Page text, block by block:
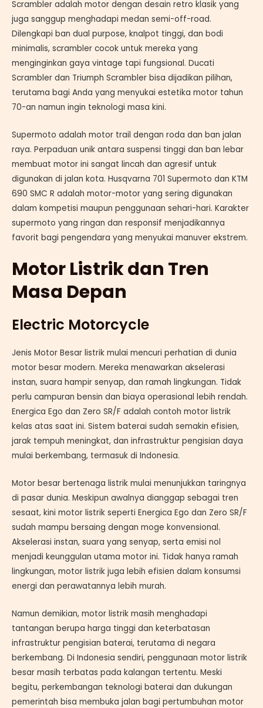
Scrambler adalah motor dengan desain retro klasik yang
juga sanggup menghadapi medan semi-off-road.
Dilengkapi ban dual purpose, knalpot tinggi, dan bodi
minimalis, scrambler cocok untuk mereka yang
menginginkan gaya vintage tapi fungsional. Ducati
Scrambler dan Triumph Scrambler bisa dijadikan pilihan,
terutama bagi Anda yang menyukai estetika motor tahun
70-an namun ingin teknologi masa kini.
Supermoto adalah motor trail dengan roda dan ban jalan
raya. Perpaduan unik antara suspensi tinggi dan ban lebar
membuat motor ini sangat lincah dan agresif untuk
digunakan di jalan kota. Husqvarna 701 Supermoto dan KTM
690 SMC R adalah motor-motor yang sering digunakan
dalam kompetisi maupun penggunaan sehari-hari. Karakter
supermoto yang ringan dan responsif menjadikannya
favorit bagi pengendara yang menyukai manuver ekstrem.
Motor Listrik dan Tren
Masa Depan
Electric Motorcycle
Jenis Motor Besar listrik mulai mencuri perhatian di dunia
motor besar modern. Mereka menawarkan akselerasi
instan, suara hampir senyap, dan ramah lingkungan. Tidak
perlu campuran bensin dan biaya operasional lebih rendah.
Energica Ego dan Zero SR/F adalah contoh motor listrik
kelas atas saat ini. Sistem baterai sudah semakin efisien,
jarak tempuh meningkat, dan infrastruktur pengisian daya
mulai berkembang, termasuk di Indonesia.
Motor besar bertenaga listrik mulai menunjukkan taringnya
di pasar dunia. Meskipun awalnya dianggap sebagai tren
sesaat, kini motor listrik seperti Energica Ego dan Zero SR/F
sudah mampu bersaing dengan moge konvensional.
Akselerasi instan, suara yang senyap, serta emisi nol
menjadi keunggulan utama motor ini. Tidak hanya ramah
lingkungan, motor listrik juga lebih efisien dalam konsumsi
energi dan perawatannya lebih murah.
Namun demikian, motor listrik masih menghadapi
tantangan berupa harga tinggi dan keterbatasan
infrastruktur pengisian baterai, terutama di negara
berkembang. Di Indonesia sendiri, penggunaan motor listrik
besar masih terbatas pada kalangan tertentu. Meski
begitu, perkembangan teknologi baterai dan dukungan
pemerintah bisa membuka jalan bagi pertumbuhan motor